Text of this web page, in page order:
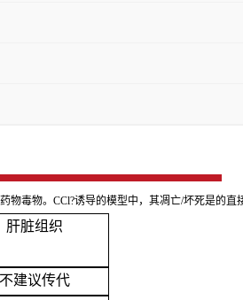
物毒物。CCl?诱导的模型中，其凋亡/坏死是的直
肝脏组织
不建议传代